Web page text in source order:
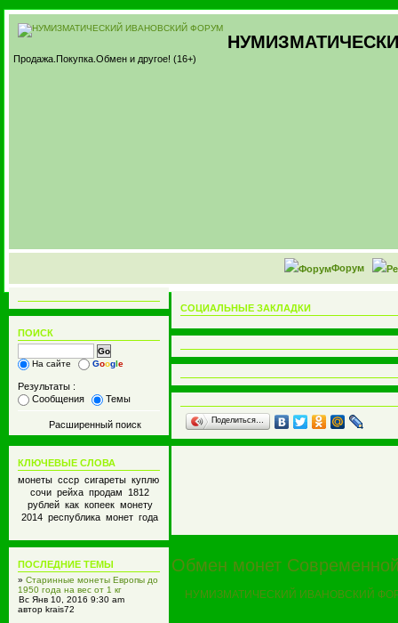
Продажа.Покупка.Обмен и другое! (16+)
Форум
ПОИСК
На сайте Google
Результаты :
Сообщения
Темы
Расширенный поиск
КЛЮЧЕВЫЕ СЛОВА
монеты ссср сигареты куплю
сочи рейха продам 1812
рублей как копеек монету
2014 республика монет года
ПОСЛЕДНИЕ ТЕМЫ
» Старинные монеты Европы до
1950 года на вес от 1 кг
Вс Янв 10, 2016 9:30 am
автор krais72
СОЦИАЛЬНЫЕ ЗАКЛАДКИ
Поделиться…
Обмен монет
НУМИЗМАТИЧЕСКИЙ ИВАНОВСКИЙ